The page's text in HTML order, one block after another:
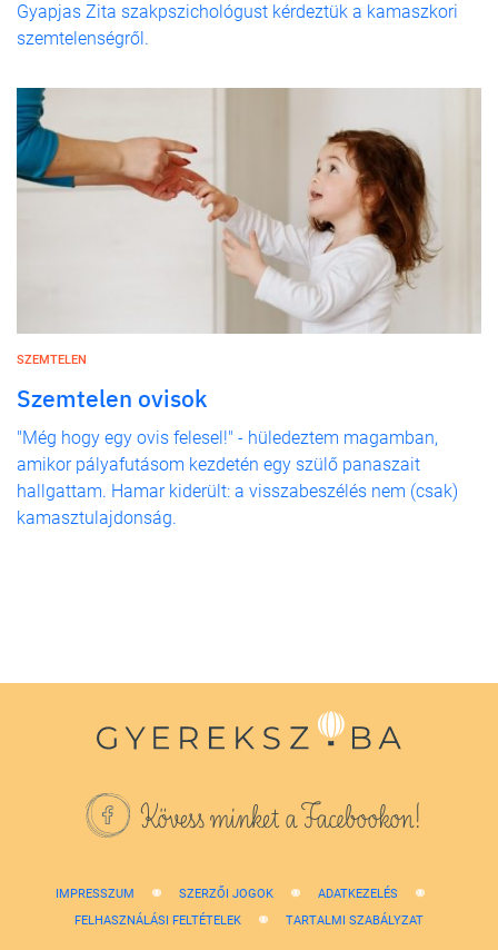
Gyapjas Zita szakpszichológust kérdeztük a kamaszkori
szemtelenségről.
SZEMTELEN
Szemtelen ovisok
"Még hogy egy ovis felesel!" - hüledeztem magamban,
amikor pályafutásom kezdetén egy szülő panaszait
hallgattam. Hamar kiderült: a visszabeszélés nem (csak)
kamasztulajdonság.
Kövess minket a Facebookon!
IMPRESSZUM SZERZŐI JOGOK
ADATKEZELÉS
FELHASZNÁLÁSI FELTÉTELEK
TARTALMI SZABÁLYZAT